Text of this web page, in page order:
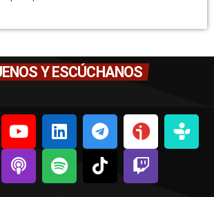
Y ESCÚCHANOS